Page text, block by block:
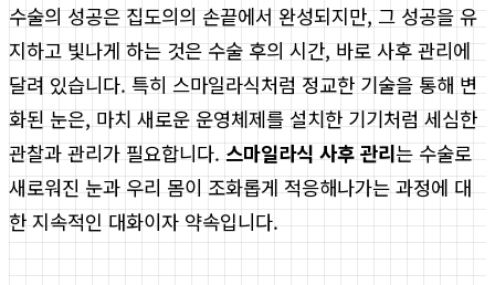
수술의 성공은 집도의의 손끝에서 완성되지만, 그 성공을 유
지하고 빛나게 하는 것은 수술 후의 시간, 바로 사후 관리에
달려 있습니다. 특히 스마일라식처럼 정교한 기술을 통해 변
화된 눈은, 마치 새로운 운영체제를 설치한 기기처럼 세심한
관찰과 관리가 필요합니다. 스마일라식 사후 관리는 수술로
새로워진 눈과 우리 몸이 조화롭게 적응해나가는 과정에 대
한 지속적인 대화이자 약속입니다.